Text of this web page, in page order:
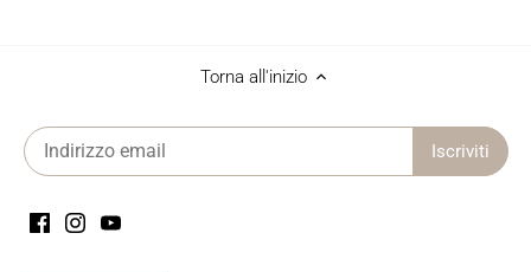
Torna all'inizio